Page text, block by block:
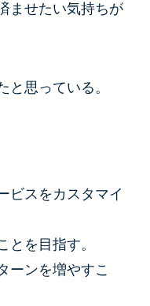
ませたい気持ちが
と思っている。
ビスをカスタマイ
とを目指す。
ーンを増やすこ